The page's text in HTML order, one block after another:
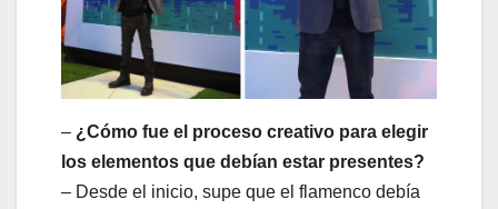
– ¿Cómo fue el proceso creativo para elegir
los elementos que debían estar presentes?
– Desde el inicio, supe que el flamenco debía